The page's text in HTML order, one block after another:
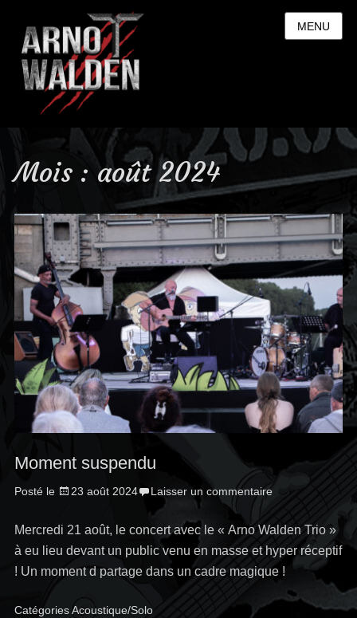
MENU
Mois : août 2024
Moment suspendu
Posté le 23 août 2024 Laisser un commentaire
Mercredi 21 août, le concert avec le « Arno Walden Trio »
à eu lieu devant un public venu en masse et hyper réceptif
! Un moment d partage dans un cadre magique !
CatégoriesAcoustique/Solo